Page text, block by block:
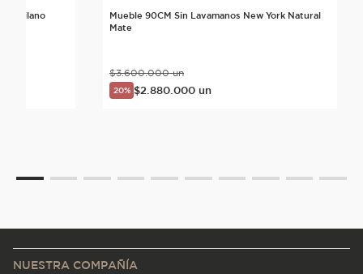
II Milano
Mueble 90CM Sin Lavamanos New York Natural
Mate
$3.600.000 un
20% $2 880 000 un
NUESTRA COMPAÑÍA